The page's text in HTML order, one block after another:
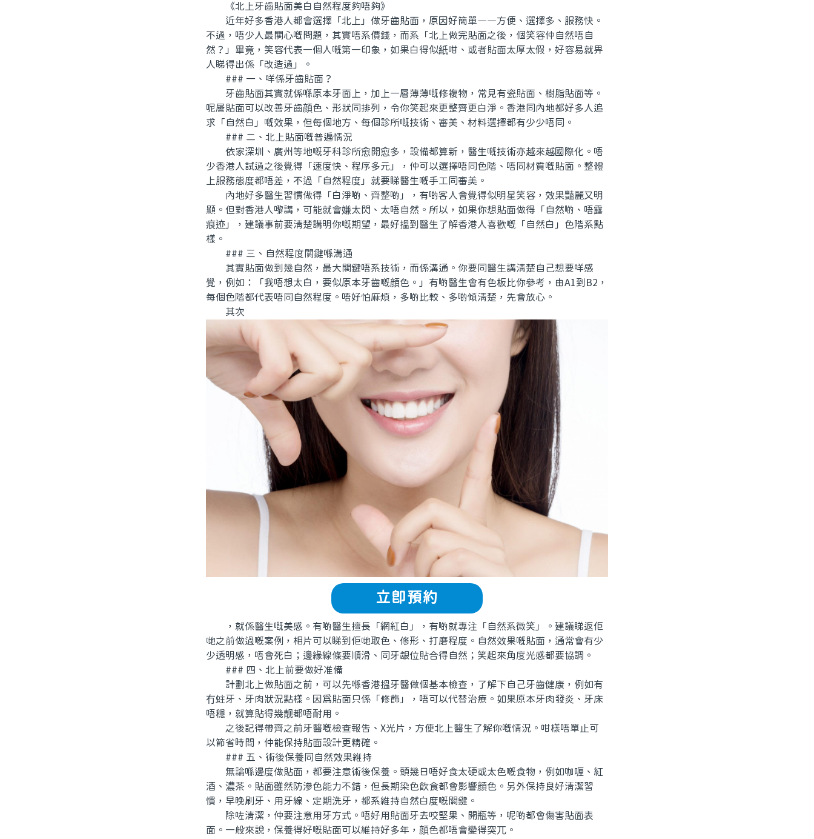
《北上牙齒貼面美白自然程度夠唔夠》
近年好多香港人都會選擇「北上」做牙齒貼面，原因好簡單——方便、選擇多、服務快。
不過，唔少人最關心嘅問題，其實唔系價錢，而系「北上做完貼面之後，個笑容仲自然唔自
然？」畢竟，笑容代表一個人嘅第一印象，如果白得似紙咁、或者貼面太厚太假，好容易就畀
人睇得出係「改造過」。
### 一、咩係牙齒貼面？
牙齒貼面其實就係喺原本牙面上，加上一層薄薄嘅修複物，常見有瓷貼面、樹脂貼面等。
呢層貼面可以改善牙齒顔色、形狀同排列，令你笑起來更整齊更白淨。香港同內地都好多人追
求「自然白」嘅效果，但每個地方、每個診所嘅技術、審美、材料選擇都有少少唔同。
### 二、北上貼面嘅普遍情況
依家深圳、廣州等地嘅牙科診所愈開愈多，設備都算新，醫生嘅技術亦越來越國際化。唔
少香港人試過之後覺得「速度快、程序多元」，仲可以選擇唔同色階、唔同材質嘅貼面。整體
上服務態度都唔差，不過「自然程度」就要睇醫生嘅手工同審美。
內地好多醫生習慣做得「白淨啲、齊整啲」，有啲客人會覺得似明星笑容，效果豔麗又明
顯。但對香港人嚟講，可能就會嫌太閃、太唔自然。所以，如果你想貼面做得「自然啲、唔露
痕迹」，建議事前要清楚講明你嘅期望，最好搵到醫生了解香港人喜歡嘅「自然白」色階系點
樣。
### 三、自然程度關鍵喺溝通
其實貼面做到幾自然，最大關鍵唔系技術，而係溝通。你要同醫生講清楚自己想要咩感
覺，例如：「我唔想太白，要似原本牙齒嘅顔色。」有啲醫生會有色板比你參考，由A1到B2，
每個色階都代表唔同自然程度。唔好怕麻煩，多啲比較、多啲傾清楚，先會放心。
其次
立即預約
，就係醫生嘅美感。有啲醫生擅長「網紅白」，有啲就專注「自然系微笑」。建議睇返佢
哋之前做過嘅案例，相片可以睇到佢哋取色、修形、打磨程度。自然效果嘅貼面，通常會有少
少透明感，唔會死白；邊緣線條要順滑、同牙龈位貼合得自然；笑起來角度光感都要協調。
### 四、北上前要做好准備
計劃北上做貼面之前，可以先喺香港搵牙醫做個基本檢查，了解下自己牙齒健康，例如有
冇蛀牙、牙肉狀況點樣。因爲貼面只係「修飾」，唔可以代替治療。如果原本牙肉發炎、牙床
唔穩，就算貼得幾靓都唔耐用。
之後記得帶齊之前牙醫嘅檢查報告、X光片，方便北上醫生了解你嘅情況。咁樣唔單止可
以節省時間，仲能保持貼面設計更精確。
### 五、術後保養同自然效果維持
無論喺邊度做貼面，都要注意術後保養。頭幾日唔好食太硬或太色嘅食物，例如咖喱、紅
酒、濃茶。貼面雖然防滲色能力不錯，但長期染色飲食都會影響顔色。另外保持良好清潔習
慣，早晚刷牙、用牙線、定期洗牙，都系維持自然白度嘅關鍵。
除咗清潔，仲要注意用牙方式。唔好用貼面牙去咬堅果、開瓶等，呢啲都會傷害貼面表
面。一般來說，保養得好嘅貼面可以維持好多年，顔色都唔會變得突兀。